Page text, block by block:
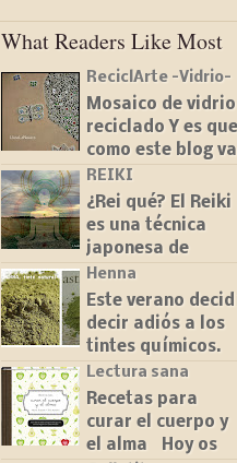
What Readers Like Most
ReciclArte -Vidrio-
Mosaico de vidrio
reciclado Y es que
como este blog va
de ideas, os voy a
presentar mi
último proyecto a
base de vidrio
reciclado. Y es
qu...
REIKI
¿Rei qué? El Reiki
es una técnica
japonesa de
imposición de
manos en la que
terapeuta hacer
pasar energía a
través del
paciente co...
Henna
Este verano
decir adiós a los
tintes químicos.
Ya llevaba un
tiempo queriendo
buscar una
alternativa al
Lectura sana
Recetas para
curar el cuerpo y
el alma Hoy os